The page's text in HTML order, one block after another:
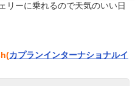
リーに乗れるので天気のいい日
カプランインターナショナルイ